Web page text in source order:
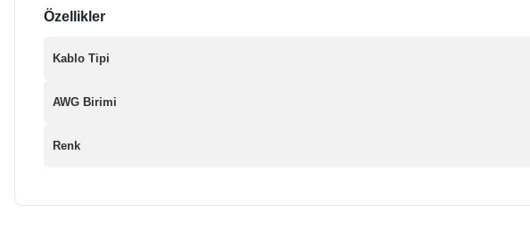
Özellikler
Kablo Tipi
AWG Birimi
Renk